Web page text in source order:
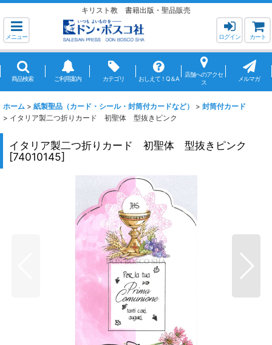
キリスト教 書籍出版・聖品販売
メニュー ログイン カート
商品検索 ご利用案内 カテゴリ おしえて！Q＆A
店舗へのアクセ
ス
メルマガ
ホーム > 紙製聖品（カード・シール・封筒付カードなど） > 封筒付カード
> イタリア製二つ折りカード 初聖体 型抜きピンク
イタリア製二つ折りカード 初聖体 型抜きピンク
[74010145]